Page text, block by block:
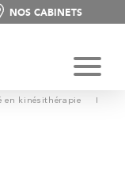
NOS CABINETS
NOS CABINETS
en kinésithérapie
I